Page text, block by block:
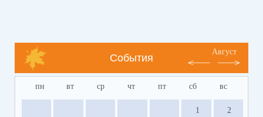
События
Август
пн вт ср чт пт сб вс
1 2